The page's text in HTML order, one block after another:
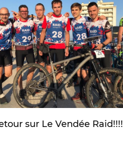
sur Le Vendée Raid!!!!